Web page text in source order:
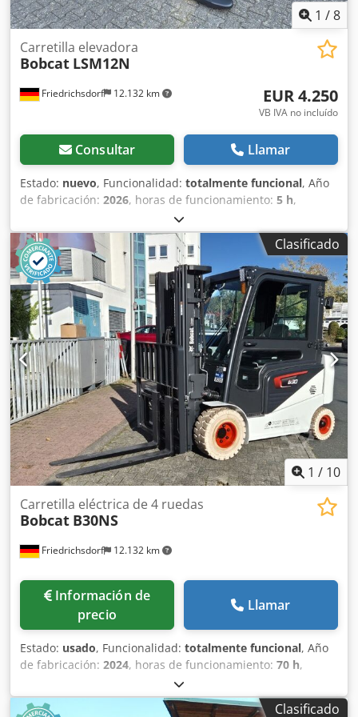
1 /8
Friedrichsdorf 12.132 km
Carretilla elevadora
Bobcat LSM12N
EUR 4.250
VB IVA no incluído
Consultar Llamar
Estado: nuevo, Funcionalidad: totalmente funcional, Año
de fabricación: 2026, horas de funcionamiento: 5 h,
1.200 kg, altura de elevación:
mm, tipo de combustible:eléctrico, tipo de mástil:dúplex,
altura de construcción: 2.150 mm
, longitud de la horquilla:
1.150 mm
, peso en vacío: 585 kg, longitud total:1.710 mm
tipo de accionamiento: Elektro , ancho de construcción:
800 mm , Apilador Centro de carga: 600 mm Ancho de
horquillas: 180 mm Grosor de horquillas: 60 mm Tipo de
mástil: Dúplex Estado: Nuevo Estado técnico: Nuevo Tipo
de neumático delantero: Poliuretano Estado del neumático
delantero: 80 - 100% Tipo de neumático trasero:
Poliuretano Estado del neumático trasero: 80 - 100%
Batería Voltios: 24V Dcedpfx Afey Uz Sqs Eok Batería Ah:
60Ah Tipo de batería: Ion de litio Año de fabricación de la
batería: 2026 Estado de la batería: 80 - 100% Certificado
CE, Batería de ion de litio libre de mantenimiento 24 V
Clasificado
1 / 10
Friedrichsdorf 12.132 km
Carretilla eléctrica de 4 ruedas
Bobcat B30NS
Información de
precio
Llamar
Estado: usado, Funcionalidad: totalmente funcional, Año
de fabricación: 2024, horas de funcionamiento: 70 h,
3.000 kg, altura de elevación:
mm, ascensor libre:1.475 mm, tipo de combustible:
Clasificado